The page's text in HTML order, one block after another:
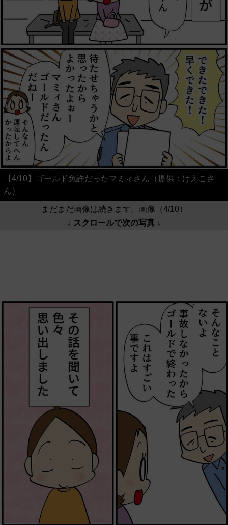
【4/10】ゴールド免許だったマミィさん（提供：けえこさ
ん）
まだまだ画像は続きます。画像（4/10）
↓ スクロールで次の写真 ↓